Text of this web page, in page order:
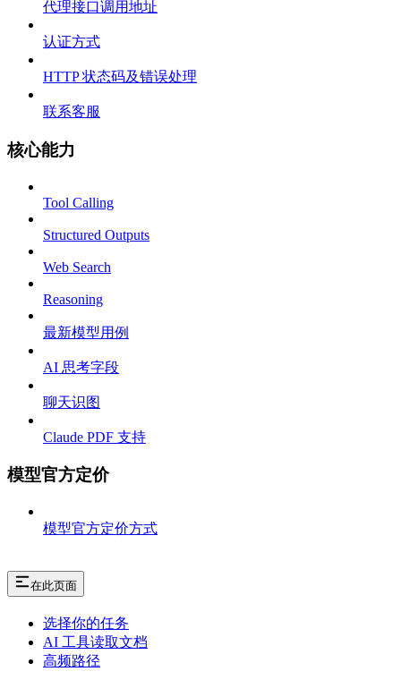
代理接口调用地址
认证方式
HTTP 状态码及错误处理
联系客服
核心能力
Tool Calling
Structured Outputs
Web Search
Reasoning
最新模型用例
AI 思考字段
聊天识图
Claude PDF 支持
模型官方定价
模型官方定价方式
在此页面
选择你的任务
AI 工具读取文档
高频路径